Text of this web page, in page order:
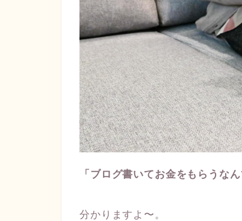
「ブログ書いてお金をもらうな
分かりますよ〜。